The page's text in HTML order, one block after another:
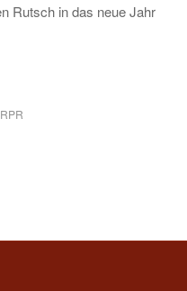
Rutsch in das neue Jahr